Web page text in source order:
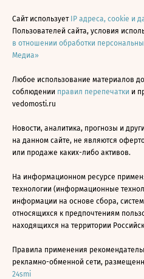
Сайт использует IP адреса, cookie и
Пользователей сайта, условия
в отношении обработки
Медиа»
Любое использование материалов
соблюдении правил перепечатки и
vedomosti.ru
Новости, аналитика, прогнозы и
на данном сайте, не являются
или продаже каких-либо активов.
На информационном ресурсе
технологии (информационные
информации на основе сбора,
относящихся к предпочтениям
находящихся на территории
Правила применения
рекламно-обменной сети,
24smi